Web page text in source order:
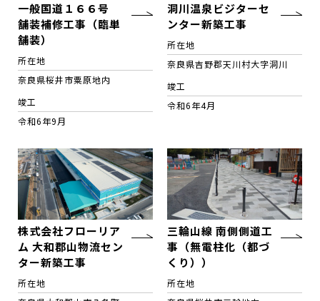
一般国道１６６号
舗装補修工事（臨単
舗装）
所在地
奈良県桜井市粟原地内
竣工
令和6年9月
洞川温泉ビジターセ
ンター新築工事
所在地
奈良県吉野郡天川村大字洞川
竣工
令和6年4月
株式会社フローリア
ム 大和郡山物流セン
ター新築工事
所在地
三輪山線 南側側道工
事（無電柱化（都づ
くり））
所在地